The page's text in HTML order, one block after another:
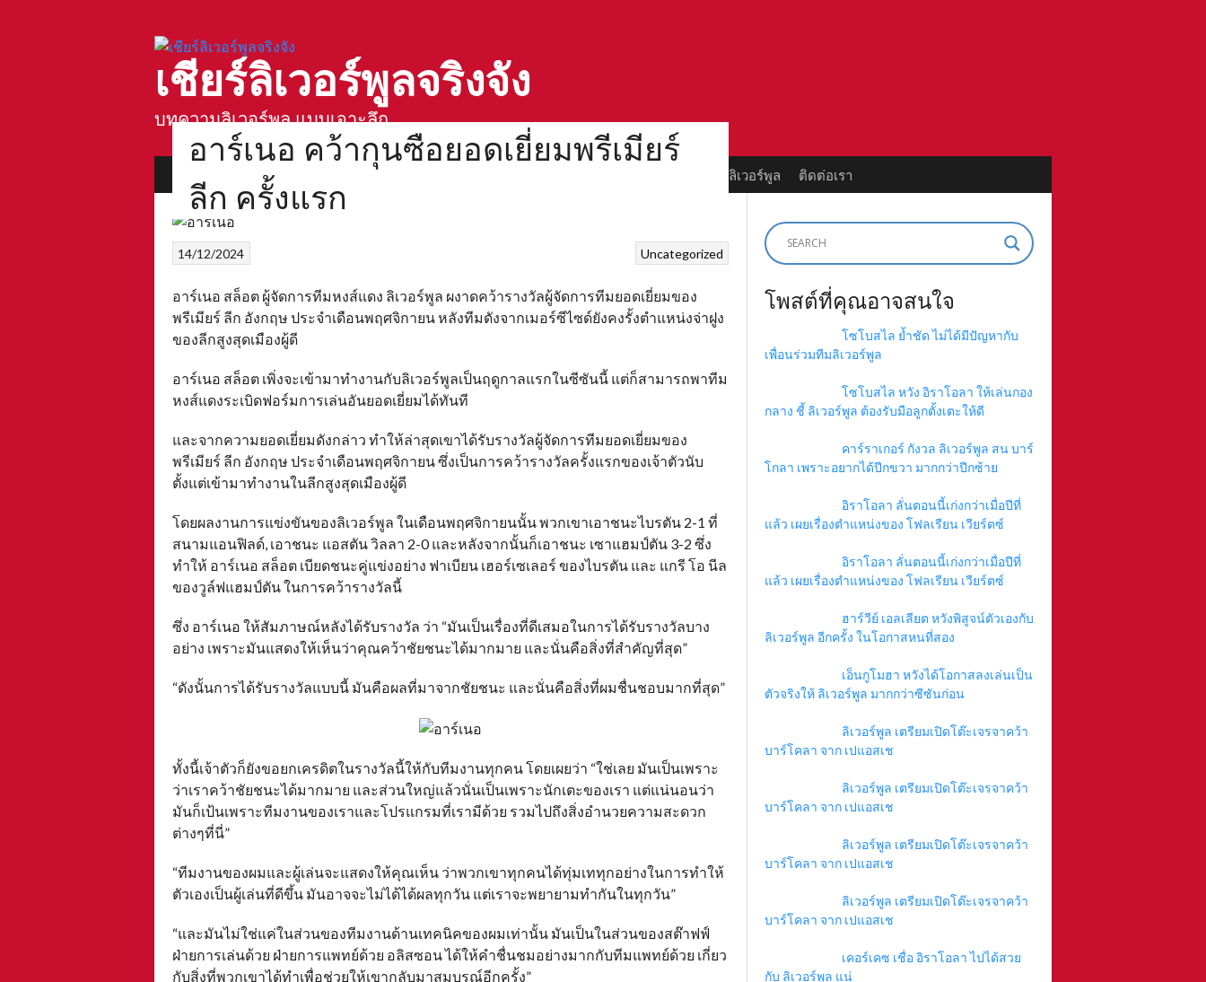
เชียร์ลิเวอร์พูลจริงจัง
บทความลิเวอร์พูล แบบเจาะลึก
บทความลิเวอร์พูล ตำนานสนามแอนฟิลด์ ตำนานนักเตะลิเวอร์พูล ติดต่อเรา
อาร์เนอ คว้ากุนซือยอดเยี่ยมพรีเมียร์
ลีก ครั้งแรก
Uncategorized
14/12/2024
อาร์เนอ สล็อต ผู้จัดการทีมหงส์แดง ลิเวอร์พูล ผงาดคว้ารางวัลผู้จัดการทีมยอดเยี่ยมของ
พรีเมียร์ ลีก อังกฤษ ประจำเดือนพฤศจิกายน หลังทีมดังจากเมอร์ซีไซด์ยังคงรั้งตำแหน่งจ่าฝูง
ของลีกสูงสุดเมืองผู้ดี
อาร์เนอ สล็อต เพิ่งจะเข้ามาทำงานกับลิเวอร์พูลเป็นฤดูกาลแรกในซีซันนี้ แต่ก็สามารถพาทีม
หงส์แดงระเบิดฟอร์มการเล่นอันยอดเยี่ยมได้ทันที
และจากความยอดเยี่ยมดังกล่าว ทำให้ล่าสุดเขาได้รับรางวัลผู้จัดการทีมยอดเยี่ยมของ
พรีเมียร์ ลีก อังกฤษ ประจำเดือนพฤศจิกายน ซึ่งเป็นการคว้ารางวัลครั้งแรกของเจ้าตัวนับ
ตั้งแต่เข้ามาทำงานในลีกสูงสุดเมืองผู้ดี
โดยผลงานการแข่งขันของลิเวอร์พูล ในเดือนพฤศจิกายนนั้น พวกเขาเอาชนะไบรตัน 2-1 ที่
สนามแอนฟิลด์, เอาชนะ แอสตัน วิลลา 2-0 และหลังจากนั้นก็เอาชนะ เซาแฮมป์ตัน 3-2 ซึ่ง
ทำให้ อาร์เนอ สล็อต เบียดชนะคู่แข่งอย่าง ฟาเบียน เฮอร์เซเลอร์ ของไบรตัน และ แกรี โอ นีล
ของวูล์ฟแฮมป์ตัน ในการคว้ารางวัลนี้
ซึ่ง อาร์เนอ ให้สัมภาษณ์หลังได้รับรางวัล ว่า “มันเป็นเรื่องที่ดีเสมอในการได้รับรางวัลบาง
อย่าง เพราะมันแสดงให้เห็นว่าคุณคว้าชัยชนะได้มากมาย และนั่นคือสิ่งที่สำคัญที่สุด”
“ดังนั้นการได้รับรางวัลแบบนี้ มันคือผลที่มาจากชัยชนะ และนั่นคือสิ่งที่ผมชื่นชอบมากที่สุด”
ทั้งนี้เจ้าตัวก็ยังขอยกเครดิตในรางวัลนี้ให้กับทีมงานทุกคน โดยเผยว่า “ใช่เลย มันเป็นเพราะ
ว่าเราคว้าชัยชนะได้มากมาย และส่วนใหญ่แล้วนั่นเป็นเพราะนักเตะของเรา แต่แน่นอนว่า
มันก็เป้นเพราะทีมงานของเราและโปรแกรมที่เรามีด้วย รวมไปถึงสิ่งอำนวยความสะดวก
ต่างๆที่นี่”
“ทีมงานของผมและผู้เล่นจะแสดงให้คุณเห็น ว่าพวกเขาทุกคนได้ทุ่มเททุกอย่างในการทำให้
ตัวเองเป็นผู้เล่นที่ดีขึ้น มันอาจจะไม่ได้ได้ผลทุกวัน แต่เราจะพยายามทำกันในทุกวัน”
“และมันไม่ใช่แค่ในส่วนของทีมงานด้านเทคนิคของผมเท่านั้น มันเป็นในส่วนของสต๊าฟฟ์
ฝ่ายการเล่นด้วย ฝ่ายการแพทย์ด้วย อลิสซอน ได้ให้คำชื่นชมอย่างมากกับทีมแพทย์ด้วย เกี่ยว
กับสิ่งที่พวกเขาได้ทำเพื่อช่วยให้เขากลับมาสมบูรณ์อีกครั้ง”
โพสต์ที่คุณอาจสนใจ
โซโบสไล ย้ำชัด ไม่ได้มีปัญหากับ
เพื่อนร่วมทีมลิเวอร์พูล
โซโบสไล หวัง อิราโอลา ให้เล่นกอง
กลาง ชี้ ลิเวอร์พูล ต้องรับมือลูกตั้งเตะให้ดี
คาร์ราเกอร์ กังวล ลิเวอร์พูล สน บาร์
โกลา เพราะอยากได้ปีกขวา มากกว่าปีกซ้าย
อิราโอลา ลั่นตอนนี้เก่งกว่าเมื่อปีที่
แล้ว เผยเรื่องตำแหน่งของ โฟลเรียน เวียร์ตซ์
อิราโอลา ลั่นตอนนี้เก่งกว่าเมื่อปีที่
แล้ว เผยเรื่องตำแหน่งของ โฟลเรียน เวียร์ตซ์
ฮาร์วีย์ เอลเลียต หวังพิสูจน์ตัวเองกับ
ลิเวอร์พูล อีกครั้ง ในโอกาสหนที่สอง
เอ็นกูโมฮา หวังได้โอกาสลงเล่นเป็น
ตัวจริงให้ ลิเวอร์พูล มากกว่าซีซันก่อน
ลิเวอร์พูล เตรียมเปิดโต๊ะเจรจาคว้า
บาร์โคลา จาก เปแอสเช
ลิเวอร์พูล เตรียมเปิดโต๊ะเจรจาคว้า
บาร์โคลา จาก เปแอสเช
ลิเวอร์พูล เตรียมเปิดโต๊ะเจรจาคว้า
บาร์โคลา จาก เปแอสเช
ลิเวอร์พูล เตรียมเปิดโต๊ะเจรจาคว้า
บาร์โคลา จาก เปแอสเช
เคอร์เคซ เชื่อ อิราโอลา ไปได้สวย
กับ ลิเวอร์พูล แน่